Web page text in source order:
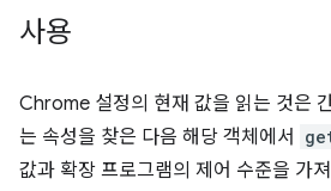
사용
Chrome 설정의 현재 값을 읽는 것은
는 속성을 찾은 다음 해당 객체에서
값과 확장 프로그램의 제어 수준을 가